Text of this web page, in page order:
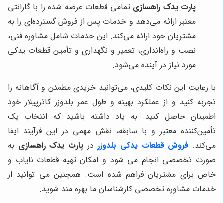
پارت یدک راهسازی تمامی قطعات عرضه شده را با گارانتی
معتبر ارائه می‌دهد و خدمات پس از فروش گسترده‌ای را به
مشتریان خود ارائه می‌کند. این خدمات شامل مشاوره فنی،
نصب و راه‌اندازی، تعمیر و نگهداری و تأمین قطعات یدکی
مورد نیاز در آینده می‌شود.
با رعایت این نکات کلیدی، می‌توانید خریدی مطمئن و آگاهانه را
تجربه کنید و از عملکرد بهینه و طول عمر بلدوزر کاترپیلار خود
اطمینان حاصل کنید. به یاد داشته باشید که انتخاب یک
تأمین‌کننده معتبر و با سابقه، نقش مهمی در این فرآیند ایفا
می‌کند. فروش قطعات یدکی بلدوزر در پارت یدک راهسازی به
صورت تخصصی انجام می شود و امکان تهیه قطعات نایاب و
خاص برای مشتریان فراهم شده است. همچنین می توانید از
خدمات مشاوره تخصصی کارشناسان ما بهره مند شوید.